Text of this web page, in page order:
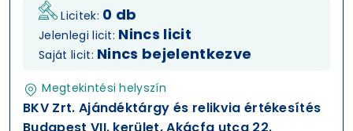
Licitek: 0 db
Jelenlegi licit: Nincs licit
Saját licit: Nincs bejelentkezve
Megtekintési helyszín
BKV Zrt. Ajándéktárgy és relikvia értékesítés